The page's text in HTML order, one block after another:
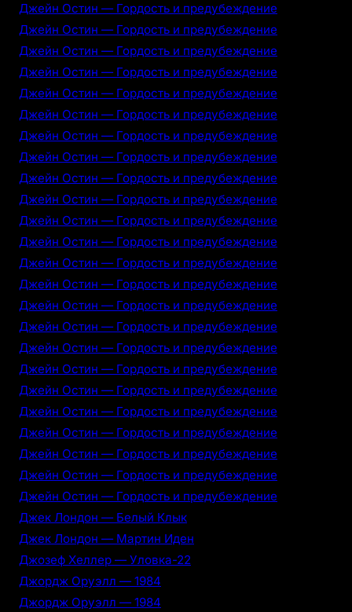
Джейн Остин — Гордость и предубеждение
Джейн Остин — Гордость и предубеждение
Джейн Остин — Гордость и предубеждение
Джейн Остин — Гордость и предубеждение
Джейн Остин — Гордость и предубеждение
Джейн Остин — Гордость и предубеждение
Джейн Остин — Гордость и предубеждение
Джейн Остин — Гордость и предубеждение
Джейн Остин — Гордость и предубеждение
Джейн Остин — Гордость и предубеждение
Джейн Остин — Гордость и предубеждение
Джейн Остин — Гордость и предубеждение
Джейн Остин — Гордость и предубеждение
Джейн Остин — Гордость и предубеждение
Джейн Остин — Гордость и предубеждение
Джейн Остин — Гордость и предубеждение
Джейн Остин — Гордость и предубеждение
Джейн Остин — Гордость и предубеждение
Джейн Остин — Гордость и предубеждение
Джейн Остин — Гордость и предубеждение
Джейн Остин — Гордость и предубеждение
Джейн Остин — Гордость и предубеждение
Джейн Остин — Гордость и предубеждение
Джейн Остин — Гордость и предубеждение
Джек Лондон — Белый Клык
Джек Лондон — Мартин Иден
Джозеф Хеллер — Уловка-22
Джордж Оруэлл — 1984
Джордж Оруэлл — 1984